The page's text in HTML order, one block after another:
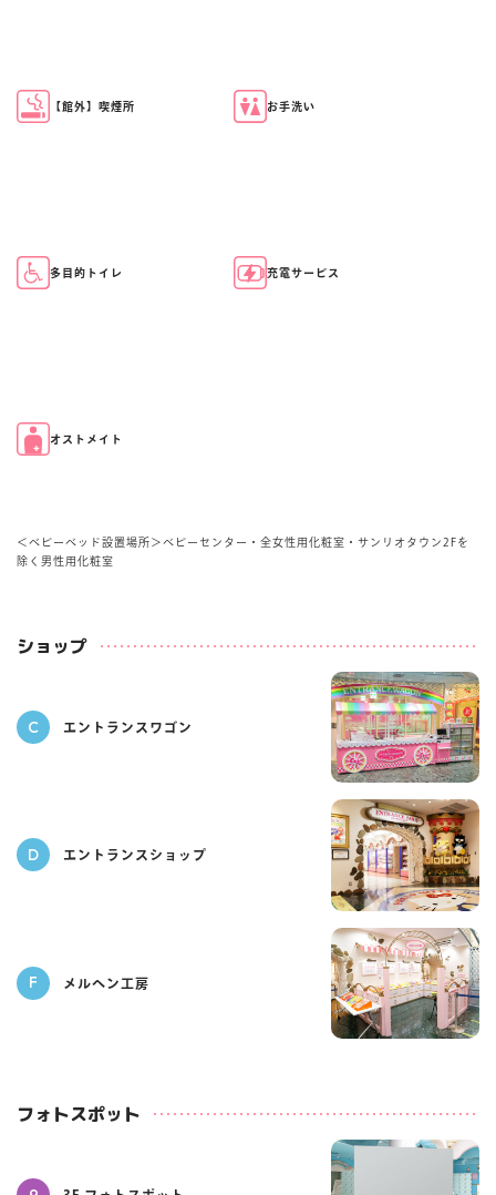
【館外】喫煙所 お手洗い
多目的トイレ 充電サービス
オストメイト
＜ベビーベッド設置場所＞ベビーセンター・全女性用化粧室・サンリオタウン2Fを
除く男性用化粧室
ショップ
C エントランスワゴン
D エントランスショップ
F メルヘン工房
フォトスポット